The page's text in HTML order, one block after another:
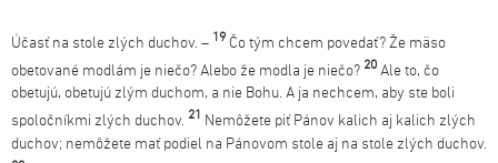
Účasť na stole zlých duchov. – 19 Čo tým chcem povedať? Že mäso
obetované modlám je niečo? Alebo že modla je niečo? 20 Ale to, čo
obetujú, obetujú zlým duchom, a nie Bohu. A ja nechcem, aby ste boli
spoločníkmi zlých duchov. 21 Nemôžete piť Pánov kalich aj kalich zlých
duchov; nemôžete mať podiel na Pánovom stole aj na stole zlých duchov.